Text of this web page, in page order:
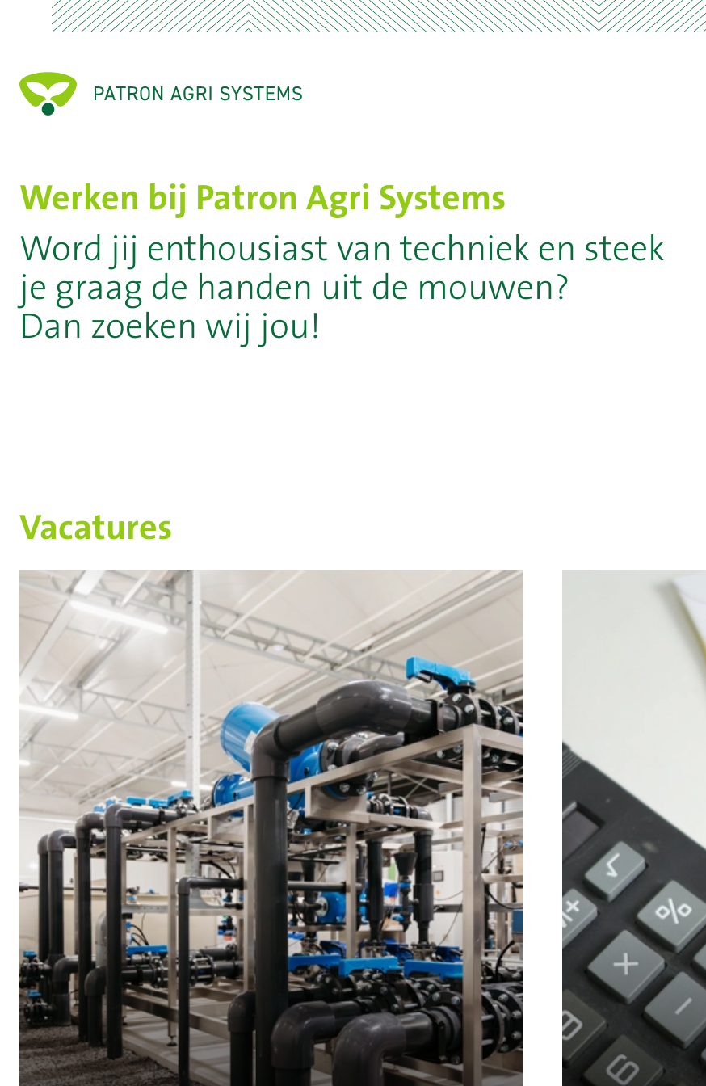
Werken bij Patron Agri Systems
Word jij enthousiast van techniek en steek
je graag de handen uit de mouwen?
Dan zoeken wij jou!
Vacatures
Als (Junior) Sales Manager speel je een sleutelrol in het adviseren
van telers over technische installaties binnen de glastuinbouw. Je
vertaalt de wensen van de klant naar onze slimme en betrouwbare
oplossingen op het gebied van watertechniek, elektrotechniek,
klimaattechniek en groeilicht.
Meer lezen over deze functie of solliciteren?Klik hier.
Als
facturen
verloopt. Je
collega's en
jouw
Meer lezen